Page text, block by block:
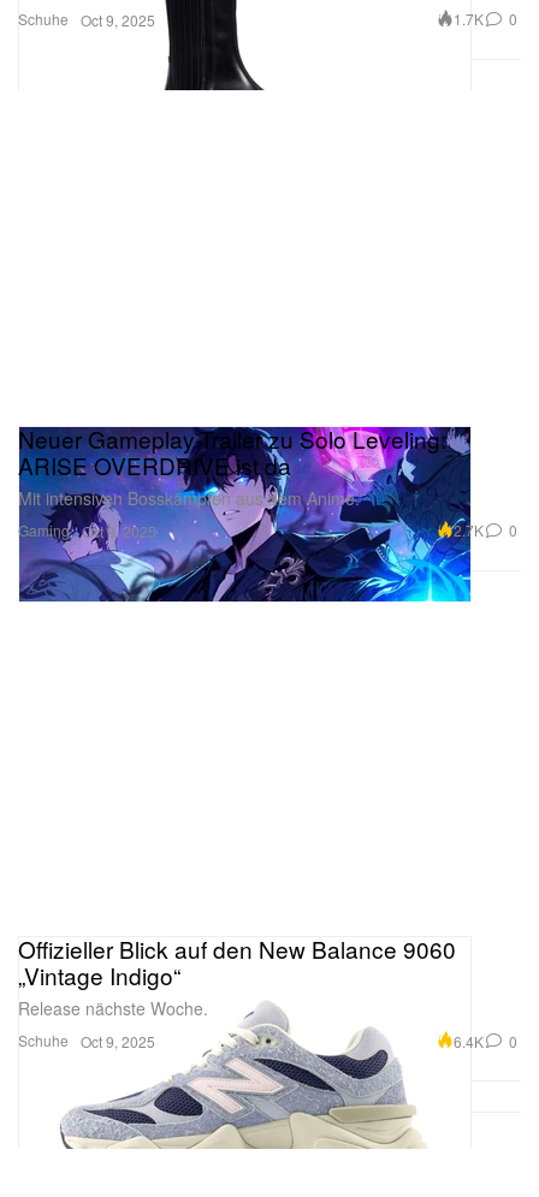
Schuhe Oct 9, 2025 1.7K 0
Gaming
Neuer Gameplay-Trailer zu Solo Leveling:
ARISE OVERDRIVE ist da
Mit intensiven Bosskämpfen aus dem Anime.
Oct 9, 2025 2.7K 0
Schuhe
Offizieller Blick auf den New Balance 9060
„Vintage Indigo“
Release nächste Woche.
Oct 9, 2025 6.4K 0